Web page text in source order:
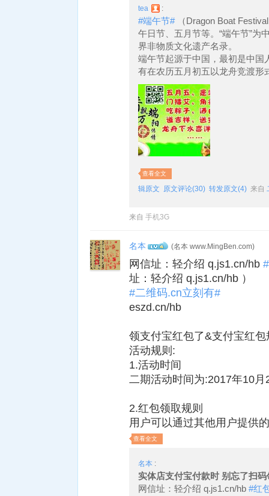
tea :
#端午节#（Dragon Boat
午日节、五月节等。“端午节”为
界非物质文化遗产名录。
端午节起源于中国，最初是中国
有在农历五月初五以龙舟竞渡形
查看全文
辑原文 原文评论(30) 转发原文(4) 来自
来自 手机3G
名本 4
(名本 www.MingBen.com)
网信址：轻介绍 q.js1.cn/hb
址：轻介绍 q.js1.cn/hb ）
#二维码.cn立刻有#
eszd.cn/hb
领支付宝红包了&支付宝红包
活动规则:
1.活动时间
二期活动时间为:2017年10
2.红包领取规则
用户可以通过其他用户提供
查看全文
名本 :
实体店支付宝付款时 别忘了扫
网信址：轻介绍 q.js1.cn/hb #红